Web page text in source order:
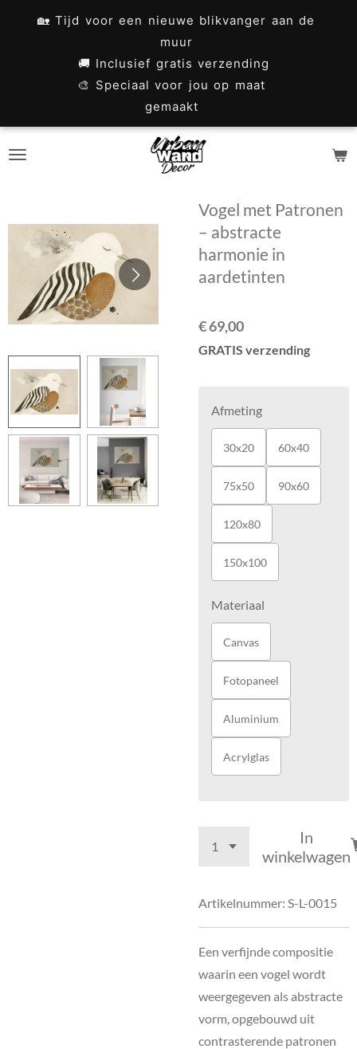
🏡 Tijd voor een nieuwe blikvanger aan de
muur
🚚 Inclusief gratis verzending
🎨 Speciaal voor jou op maat
gemaakt
Vogel met Patronen
– abstracte
harmonie in
aardetinten
€ 69,00
GRATIS verzending
Afmeting
30x20 60x40
75x50 90x60
120x80
150x100
Materiaal
Canvas
Fotopaneel
Aluminium
Acrylglas
In
winkelwagen
Artikelnummer: S-L-0015
Een verfijnde compositie
waarin een vogel wordt
weergegeven als abstracte
vorm, opgebouwd uit
contrasterende patronen